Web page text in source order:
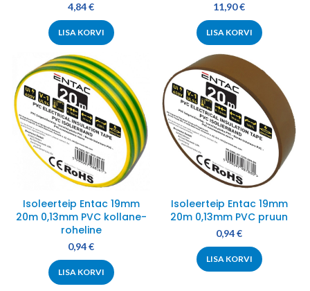
4,84€
LISA KORVI
11,90€
LISA KORVI
Isoleerteip Entac 19mm
20m 0,13mm PVC kollane-
roheline
0,94€
LISA KORVI
Isoleerteip Entac 19mm
20m 0,13mm PVC pruun
0,94€
LISA KORVI